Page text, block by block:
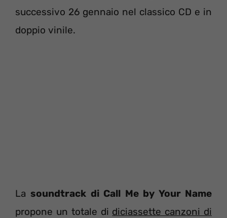
successivo 26 gennaio nel classico CD e in
doppio vinile.
La soundtrack di Call Me by Your Name
propone un totale di diciassette canzoni di